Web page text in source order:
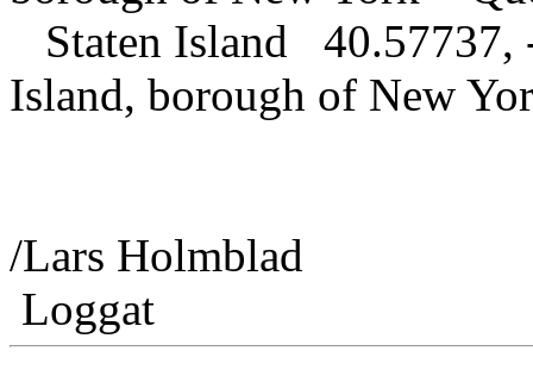
Staten Island 40.57737,
Island, borough of New
/Lars Holmblad
Loggat